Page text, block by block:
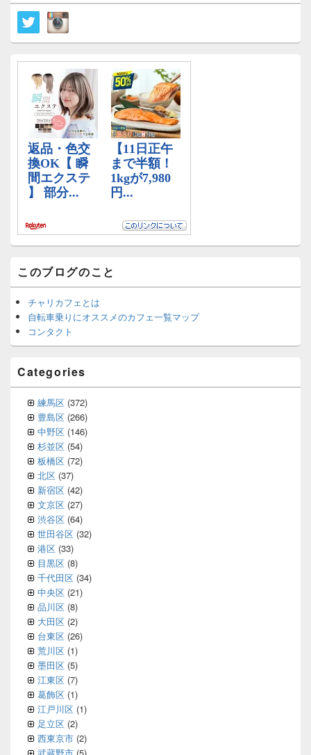
ー
シ
ョ
ン
ン
サ
ド
ー
このブログのこと
チャリカフェとは
自転車乗りにオススメのカフェ一覧マップ
コンタクト
Categories
練馬区 (372)
豊島区 (266)
中野区 (146)
杉並区 (54)
板橋区 (72)
北区 (37)
新宿区 (42)
文京区 (27)
渋谷区 (64)
世田谷区 (32)
港区 (33)
目黒区 (8)
千代田区 (34)
中央区 (21)
品川区 (8)
大田区 (2)
台東区 (26)
荒川区 (1)
墨田区 (5)
江東区 (7)
葛飾区 (1)
江戸川区 (1)
足立区 (2)
西東京市 (2)